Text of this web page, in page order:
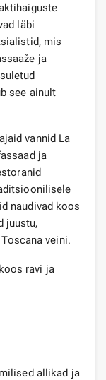
läbi
mis
ja
see ainult
vannid La
ja
naudivad koos
juustu,
veini.
ravi ja
allikad ja